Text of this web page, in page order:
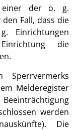
der o. g.
Fall, dass die
Einrichtungen
die
Sperrvermerks
Melderegister
werden
Die